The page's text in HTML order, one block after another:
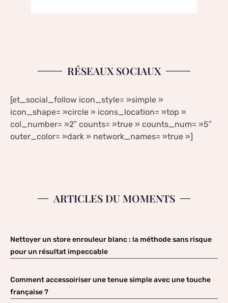
RÉSEAUX SOCIAUX
[et_social_follow icon_style= »simple »
icon_shape= »circle » icons_location= »top »
col_number= »2″ counts= »true » counts_num= »5″
outer_color= »dark » network_names= »true »]
ARTICLES DU MOMENTS
Nettoyer un store enrouleur blanc : la méthode sans risque
pour un résultat impeccable
Comment accessoiriser une tenue simple avec une touche
française ?